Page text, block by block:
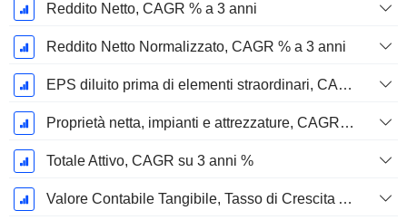
Reddito Netto, CAGR % a 3 anni
Reddito Netto Normalizzato, CAGR % a 3 anni
EPS diluito prima di elementi straordinari, CAGR su 3 anni %
Proprietà netta, impianti e attrezzature, CAGR su 3 anni %
Totale Attivo, CAGR su 3 anni %
Valore Contabile Tangibile, Tasso di Crescita Annuo Composto su 3 anni %